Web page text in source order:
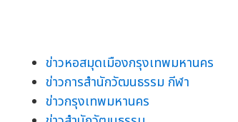
ข่าวหอสมุดเมืองกรุงเทพมหานคร
ข่าวการสำนักวัฒนธรรม กีฬา
ข่าวกรุงเทพมหานคร